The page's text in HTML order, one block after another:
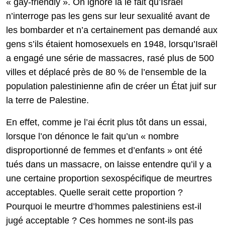
« gay-friendly ». On ignore là le fait qu’Israël
n’interroge pas les gens sur leur sexualité avant de
les bombarder et n’a certainement pas demandé aux
gens s’ils étaient homosexuels en 1948, lorsqu’Israël
a engagé une série de massacres, rasé plus de 500
villes et déplacé près de 80 % de l’ensemble de la
population palestinienne afin de créer un État juif sur
la terre de Palestine.
En effet, comme je l’ai écrit plus tôt dans un essai,
lorsque l’on dénonce le fait qu’un « nombre
disproportionné de femmes et d’enfants » ont été
tués dans un massacre, on laisse entendre qu’il y a
une certaine proportion sexospécifique de meurtres
acceptables. Quelle serait cette proportion ?
Pourquoi le meurtre d’hommes palestiniens est-il
jugé acceptable ? Ces hommes ne sont-ils pas